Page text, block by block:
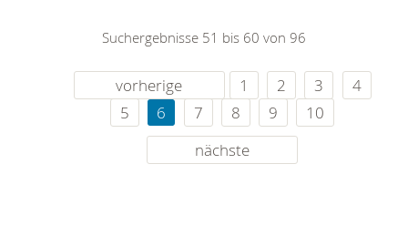
Suchergebnisse 51 bis 60 von 96
vorherige 1 2 3
4
5
6 7 8 9
10
nächste